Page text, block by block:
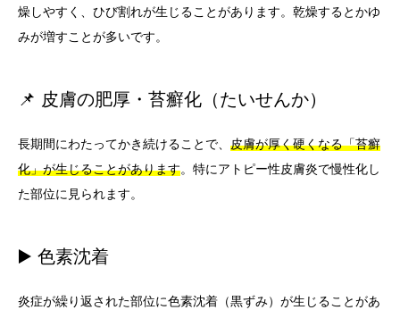
燥しやすく、ひび割れが生じることがあります。乾燥するとかゆ
みが増すことが多いです。
📌 皮膚の肥厚・苔癬化（たいせんか）
長期間にわたってかき続けることで、 皮膚が厚く硬くなる「苔癬
化」が生じることがあります。特にアトピー性皮膚炎で慢性化し
た部位に見られます。
▶️ 色素沈着
炎症が繰り返された部位に色素沈着（黒ずみ）が生じることがあ